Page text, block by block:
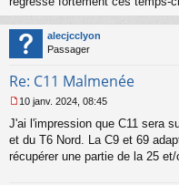
n
o
n
l
u
alecjcclyon
Passager
Re: C11 Malmenée
e
s
s
10 janv. 2024, 08:45
J'ai l'impression que C11 sera
et du T6 Nord. La C9 et 69
récupérer une partie de la 25 et/